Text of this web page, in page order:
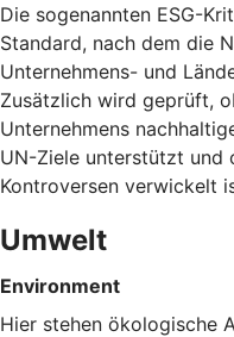
Die sogenannten ESG-
Standard, nach dem die
Unternehmens- und
Zusätzlich wird geprüft,
Unternehmens
UN-Ziele unterstützt und
Kontroversen verwickelt
Umwelt
Environment
Hier stehen ökologische